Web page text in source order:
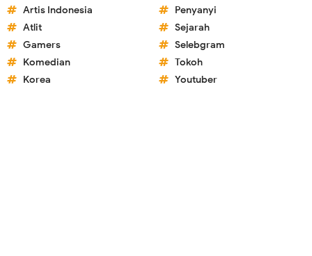
Artis Indonesia
Atlit
Gamers
Komedian
Korea
Penyanyi
Sejarah
Selebgram
Tokoh
Youtuber